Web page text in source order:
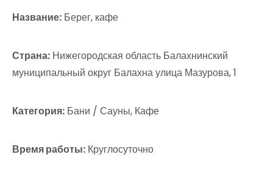
Название: Берег, кафе
Страна: Нижегородская область Балахнинский
муниципальный округ Балахна улица Мазурова, 1
Категория: Бани / Сауны, Кафе
Время работы: Круглосуточно